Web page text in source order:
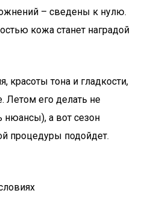
– сведены к нулю.
кожа станет наградой
красоты тона и гладкости,
Летом его делать не
нюансы), а вот сезон
процедуры подойдет.